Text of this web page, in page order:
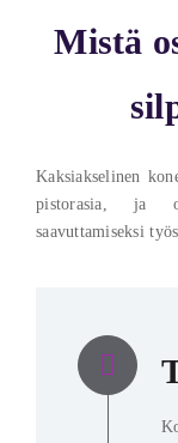
Mistä
Kaksiakselinen
pistorasia, ja
saavuttamiseksi